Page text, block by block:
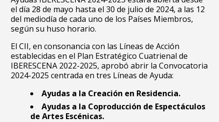
el día 28 de mayo hasta el 30 de julio de 2024, a las 12
del mediodía de cada uno de los Países Miembros,
según su huso horario.
El CII, en consonancia con las Líneas de Acción
establecidas en el Plan Estratégico Cuatrienal de
IBERESCENA 2022-2025, aprobó abrir la Convocatoria
2024-2025 centrada en tres Líneas de Ayuda:
Ayudas a la Creación en Residencia.
Ayudas a la Coproducción de Espectáculos
de Artes Escénicas.